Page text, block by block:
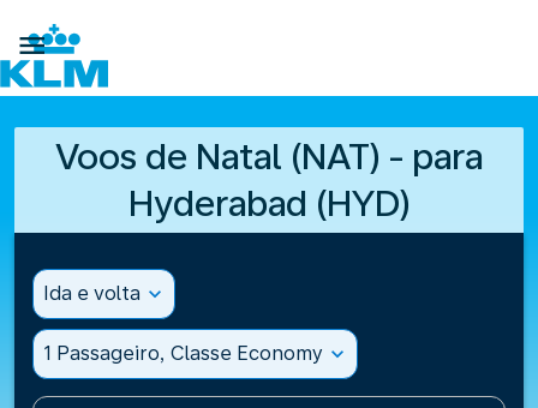

Voos de Natal (NAT) - para
Hyderabad (HYD)
Ida e volta expand_more
1 Passageiro, Classe Economy expand_more